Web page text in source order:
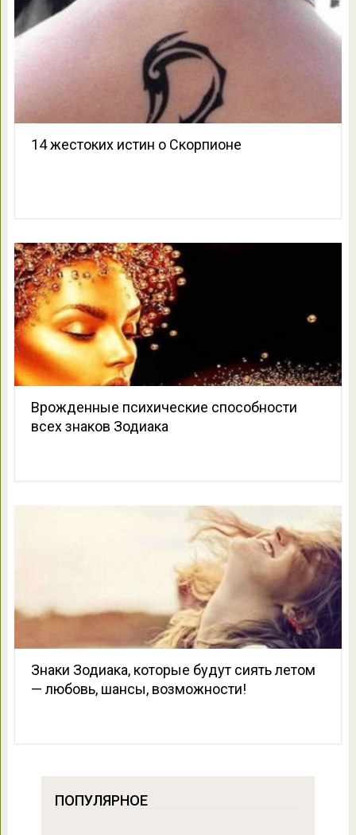
14 жестоких истин о Скорпионе
Врожденные психические способности
всех знаков Зодиака
Знаки Зодиака, которые будут сиять летом
— любовь, шансы, возможности!
ПОПУЛЯРНОЕ